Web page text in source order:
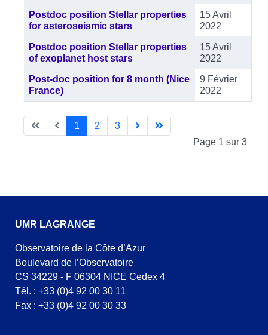
Postdoc position Stellar properties
for asteroseismic stars
15 Avril
2022
Postdoc position Stellar properties
of exoplanet host stars
15 Avril
2022
Post-doc position for 8 month (Nice
France)
9 Février
2022
Page 1 sur 3
1 2 3
UMR LAGRANGE
Observatoire de la Côte d’Azur
Boulevard de l’Observatoire
CS 34229 - F 06304 NICE Cedex 4
Tél. : +33 (0)4 92 00 30 11
Fax : +33 (0)4 92 00 30 33